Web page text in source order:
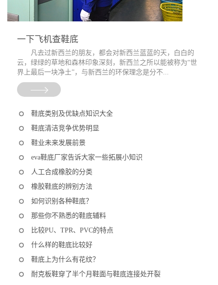
一下飞机查鞋底
凡去过新西兰的朋友，都会对新西兰蓝蓝的天，白白的
云，绿绿的草地和森林印象深刻，新西兰之所以能被称为“世
界上最后一块净土”，与新西兰的环保理念是分不...
鞋底类别及优缺点知识大全
鞋底清洁竞争优势明显
鞋业未来发展前景
eva鞋底厂家告诉大家一些拓展小知识
人工合成橡胶的分类
橡胶鞋底的辨别方法
如何识别各种鞋底？
那些你不熟悉的鞋底辅料
比较PU、TPR、PVC的特点
什么样的鞋底比较好
鞋底上为什么有花纹？
耐克板鞋穿了半个月鞋面与鞋底连接处开裂